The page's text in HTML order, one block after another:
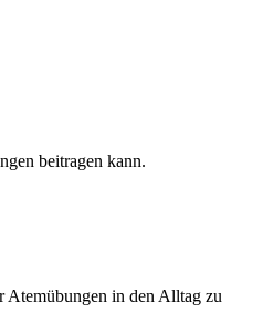
beitragen kann.
Atemübungen in den Alltag zu